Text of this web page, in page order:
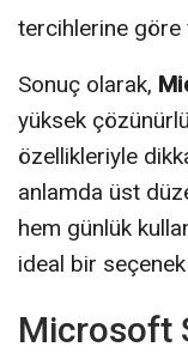
tercihlerine göre
Sonuç olarak,
yüksek
özellikleriyle
anlamda üst
hem günlük
ideal bir
Microsoft